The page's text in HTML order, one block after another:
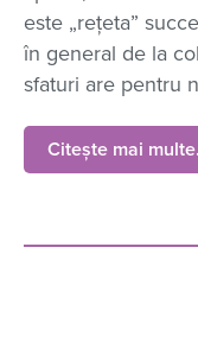
este „rețeta”
în general de la
sfaturi are pentru
Citește mai